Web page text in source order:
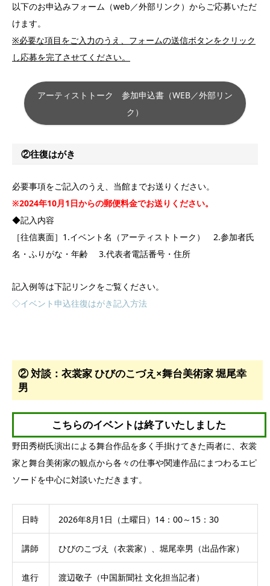
以下のお申込みフォーム（web／外部リンク）からご応募いただ
けます。
※必要な項目をご入力のうえ、フォームの送信ボタンをクリック
し応募を完了させてください。
アーティストトーク 参加申込書（WEB／外部リン
ク）
②往復はがき
必要事項をご記入のうえ、当館までお送りください。
※2024年10月1日からの郵便料金でお送りください。
◆記入内容
［往信裏面］1.イベント名（アーティストトーク） 2.参加者氏
名・ふりがな・年齢 3.代表者電話番号・住所
記入例等は下記リンクをご覧ください。
◇イベント申込往復はがき記入方法
② 対談：衣裳家 ひびのこづえ×舞台美術家 堀尾幸
男
こちらのイベントは終了いたしました
野田秀樹氏演出による舞台作品を多く手掛けてきた両者に、衣裳
家と舞台美術家の観点から各々の仕事や関連作品にまつわるエピ
ソードを中心に対談いただきます。
日時 2026年8月1日（土曜日）14：00～15：30
講師 ひびのこづえ（衣裳家）、堀尾幸男（出品作家）
進行 渡辺敬子（中国新聞社 文化担当記者）